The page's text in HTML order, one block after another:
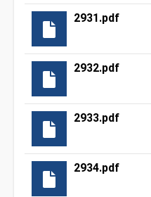
2931.pdf
2932.pdf
2933.pdf
2934.pdf